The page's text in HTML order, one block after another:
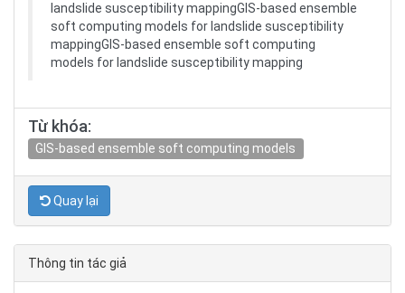
landslide susceptibility mappingGIS-based ensemble
soft computing models for landslide susceptibility
mappingGIS-based ensemble soft computing
models for landslide susceptibility mapping
Từ khóa:
GIS-based ensemble soft computing models
Quay lại
Thông tin tác giả